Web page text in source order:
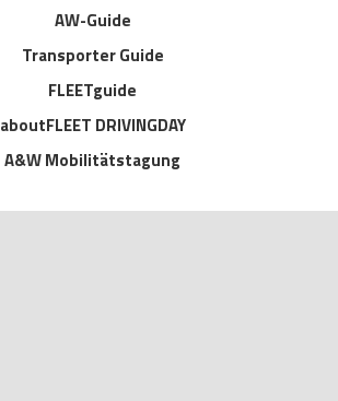
AW-Guide
Transporter Guide
FLEETguide
aboutFLEET DRIVINGDAY
A&W Mobilitätstagung